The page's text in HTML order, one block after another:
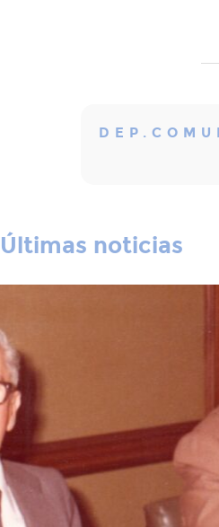
Últimas noticias